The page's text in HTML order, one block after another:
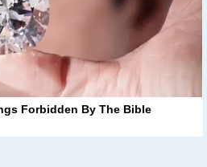
Forbidden By The Bible